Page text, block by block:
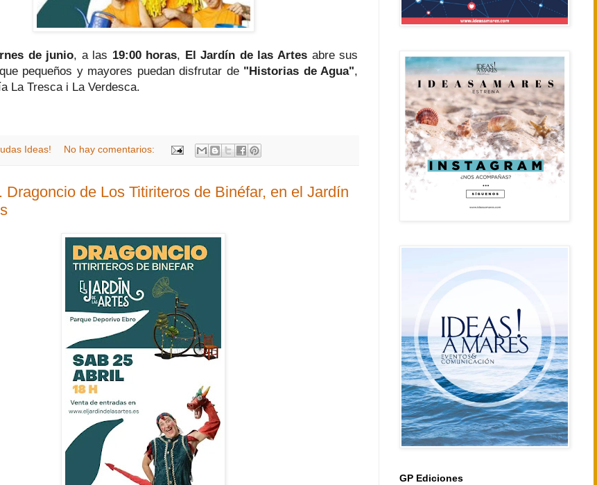
de junio, a las 19:00 horas, El Jardín de las Artes abre sus
pequeños y mayores puedan disfrutar de "Historias de Agua",
La Tresca i La Verdesca.
Ideas! No hay comentarios:
Dragoncio de Los Titiriteros de Binéfar, en el Jardín
GP Ediciones